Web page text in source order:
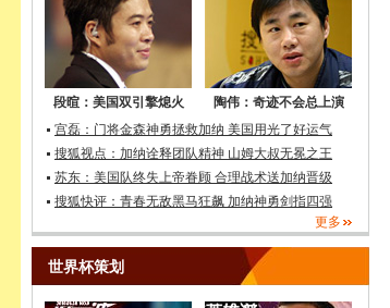
段暄：美国双引擎熄火
陶伟：奇迹不会总上演
宫磊：门将金森神勇拯救加纳 美国用光了好运气
搜狐视点：加纳诠释团队精神 山姆大叔无冕之王
苏东：美国队终失上帝眷顾 合理战术送加纳晋级
搜狐快评：青春无敌黑马狂飙 加纳神勇剑指四强
更多
世界杯策划